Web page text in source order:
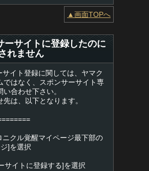
▲画面TOPへ
ーサイトに登録したのに
れません
イト登録に関しては、ヤマク
ではなく、スポンサーサイト専
い合わせ下さい。
先は、以下となります。
ニクル覚醒マイページ最下部の
]を選択
サイトに登録する]を選択